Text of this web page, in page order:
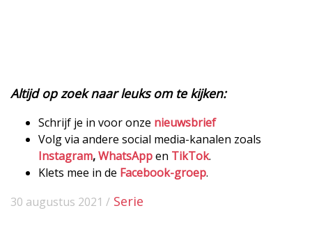
Altijd op zoek naar leuks om te kijken:
Schrijf je in voor onze nieuwsbrief
Volg via andere social media-kanalen zoals
Instagram,WhatsAppen TikTok.
Klets mee in de Facebook-groep.
30 augustus 2021 / Serie